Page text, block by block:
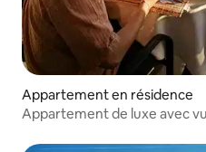
Appartement en résidence
Appartement de luxe avec